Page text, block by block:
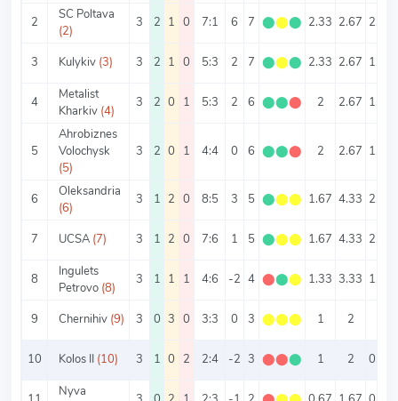
2
SC Poltava
(2)
3 2 1 0 7:1 6 7 ⬤⬤⬤ 2.33 2.67 2.33
3 Kulykiv (3) 3 2 1 0 5:3 2 7 ⬤⬤⬤ 2.33 2.67 1.67
4
Metalist
Kharkiv (4)
3 2 0 1 5:3 2 6 ⬤⬤⬤ 2 2.67 1.67
5
Ahrobiznes
Volochysk
(5)
3 2 0 1 4:4 0 6 ⬤⬤⬤ 2 2.67 1.33
6
Oleksandria
(6)
3 1 2 0 8:5 3 5 ⬤⬤⬤ 1.67 4.33 2.67
7 UCSA (7) 3 1 2 0 7:6 1 5 ⬤⬤⬤ 1.67 4.33 2.33
8
Ingulets
Petrovo (8)
3 1 1 1 4:6 -2 4 ⬤⬤⬤ 1.33 3.33 1.33
9 Chernihiv (9) 3 0 3 0 3:3 0 3 ⬤⬤⬤ 1 2
10 Kolos II (10) 3 1 0 2 2:4 -2 3 ⬤⬤⬤ 1 2 0.67
Nyva